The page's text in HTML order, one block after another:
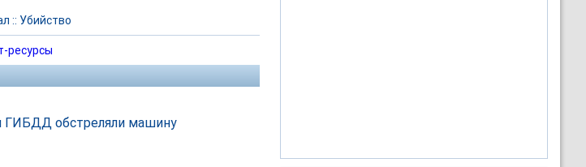
:: Убийство
ресурсы
ГИБДД обстреляли машину